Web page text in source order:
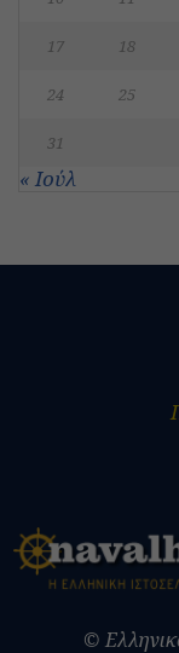
17 18
24 25
31
« Ιούλ
©